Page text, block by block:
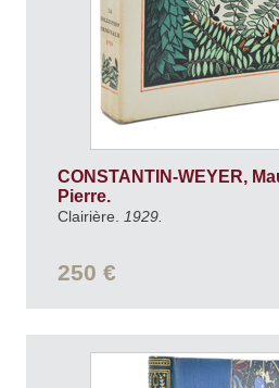
CONSTANTIN-WEYER,
Pierre.
Clairière. 1929.
250 €